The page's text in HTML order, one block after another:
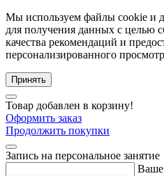
Мы используем файлы cookie и
для получения данных с целью
качества рекомендаций и
персонализированного
Принять
Товар добавлен в корзину!
Оформить заказ
Продолжить покупки
Запись на персональное занятие